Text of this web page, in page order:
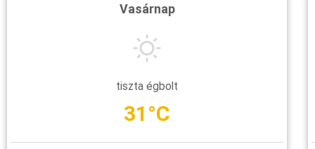
Vasárnap
tiszta égbolt
31°C